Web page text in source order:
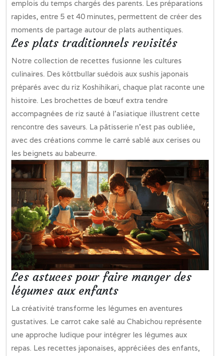
emplois du temps chargés des parents. Les préparations
rapides, entre 5 et 40 minutes, permettent de créer des
moments de partage autour de plats authentiques.
Les plats traditionnels revisités
Notre collection de recettes fusionne les cultures
culinaires. Des köttbullar suédois aux sushis japonais
préparés avec du riz Koshihikari, chaque plat raconte une
histoire. Les brochettes de bœuf extra tendre
accompagnées de riz sauté à l’asiatique illustrent cette
rencontre des saveurs. La pâtisserie n’est pas oubliée,
avec des créations comme le carré sablé aux cerises ou
les beignets au babeurre.
Les astuces pour faire manger des
légumes aux enfants
La créativité transforme les légumes en aventures
gustatives. Le carrot cake salé au Chabichou représente
une approche ludique pour intégrer les légumes aux
repas. Les recettes japonaises, appréciées des enfants,